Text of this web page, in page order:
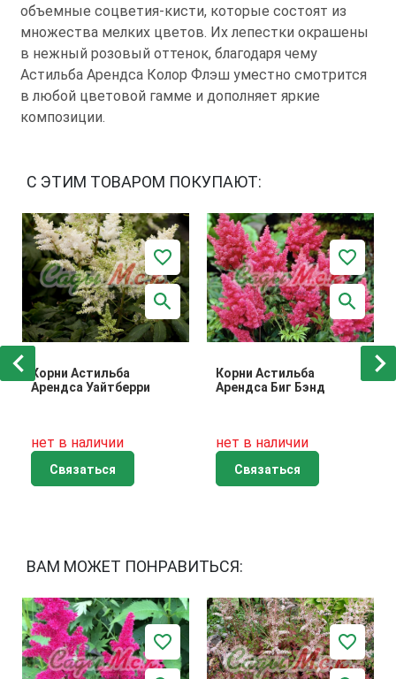
объемные соцветия-кисти, которые состоят из
множества мелких цветов. Их лепестки окрашены
в нежный розовый оттенок, благодаря чему
Астильба Арендса Колор Флэш уместно смотрится
в любой цветовой гамме и дополняет яркие
композиции.
С ЭТИМ ТОВАРОМ ПОКУПАЮТ:
Корни Астильба
Арендса Уайтберри
нет в наличии
Связаться
Корни Астильба
Арендса Биг Бэнд
нет в наличии
Связаться
ВАМ МОЖЕТ ПОНРАВИТЬСЯ: